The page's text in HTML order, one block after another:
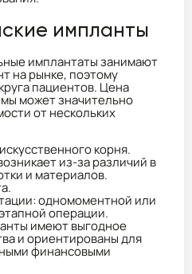
импланты
имплантаты занимают
на рынке, поэтому
пациентов. Цена
может значительно
от нескольких
корня.
из-за различий в
и материалов.
одномоментной или
операции.
имеют выгодное
и ориентированы для
финансовыми